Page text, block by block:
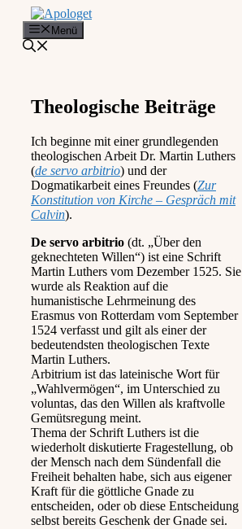
Inhalt
springen
Menü
Theologische Beiträge
Ich beginne mit einer grundlegenden
theologischen Arbeit Dr. Martin Luthers
(de servo arbitrio) und der
Dogmatikarbeit eines Freundes (Zur
Konstitution von Kirche – Gespräch mit
Calvin).
De servo arbitrio (dt. „Über den
geknechteten Willen“) ist eine Schrift
Martin Luthers vom Dezember 1525. Sie
wurde als Reaktion auf die
humanistische Lehrmeinung des
Erasmus von Rotterdam vom September
1524 verfasst und gilt als einer der
bedeutendsten theologischen Texte
Martin Luthers.
Arbitrium ist das lateinische Wort für
„Wahlvermögen“, im Unterschied zu
voluntas, das den Willen als kraftvolle
Gemütsregung meint.
Thema der Schrift Luthers ist die
wiederholt diskutierte Fragestellung, ob
der Mensch nach dem Sündenfall die
Freiheit behalten habe, sich aus eigener
Kraft für die göttliche Gnade zu
entscheiden, oder ob diese Entscheidung
selbst bereits Geschenk der Gnade sei.